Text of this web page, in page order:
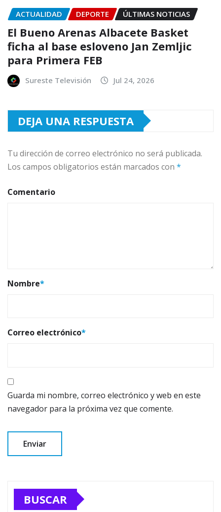
ACTUALIDAD DEPORTE ÚLTIMAS NOTICIAS
El Bueno Arenas Albacete Basket
ficha al base esloveno Jan Zemljic
para Primera FEB
Sureste Televisión Jul 24, 2026
DEJA UNA RESPUESTA
Tu dirección de correo electrónico no será publicada.
Los campos obligatorios están marcados con *
Comentario
Nombre*
Correo electrónico*
Guarda mi nombre, correo electrónico y web en este
navegador para la próxima vez que comente.
BUSCAR